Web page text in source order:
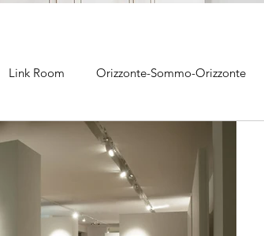
Link Room Orizzonte-Sommo-Orizzonte
L'inganno dell'immagine